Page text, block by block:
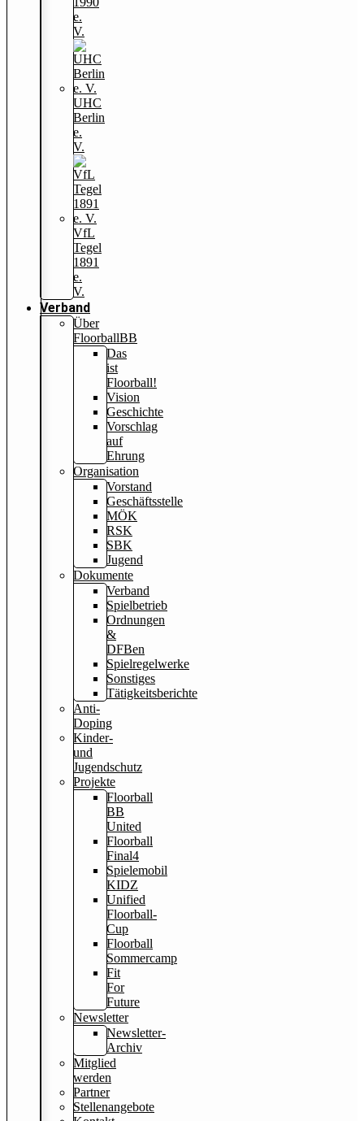
e.
V.
UHC
Berlin
e.
V.
VfL
Tegel
1891
e.
V.
Verband
Über
FloorballBB
Das
ist
Floorball!
Vision
Geschichte
Vorschlag
auf
Ehrung
Organisation
Vorstand
Geschäftsstelle
MÖK
RSK
SBK
Jugend
Dokumente
Verband
Spielbetrieb
Ordnungen
&
DFBen
Spielregelwerke
Sonstiges
Tätigkeitsberichte
Anti-
Doping
Kinder-
und
Jugendschutz
Projekte
Floorball
BB
United
Floorball
Final4
Spielemobil
KIDZ
Unified
Floorball-
Cup
Floorball
Sommercamp
Fit
For
Future
Newsletter
Newsletter-
Archiv
Mitglied
werden
Partner
Stellenangebote